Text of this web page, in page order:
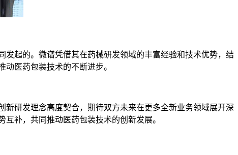
起的。微谱凭借其在药械研发领域的丰富经验和技术优势，结
医药包装技术的不断进步。
研发理念高度契合，期待双方未来在更多全新业务领域展开深
补，共同推动医药包装技术的创新发展。